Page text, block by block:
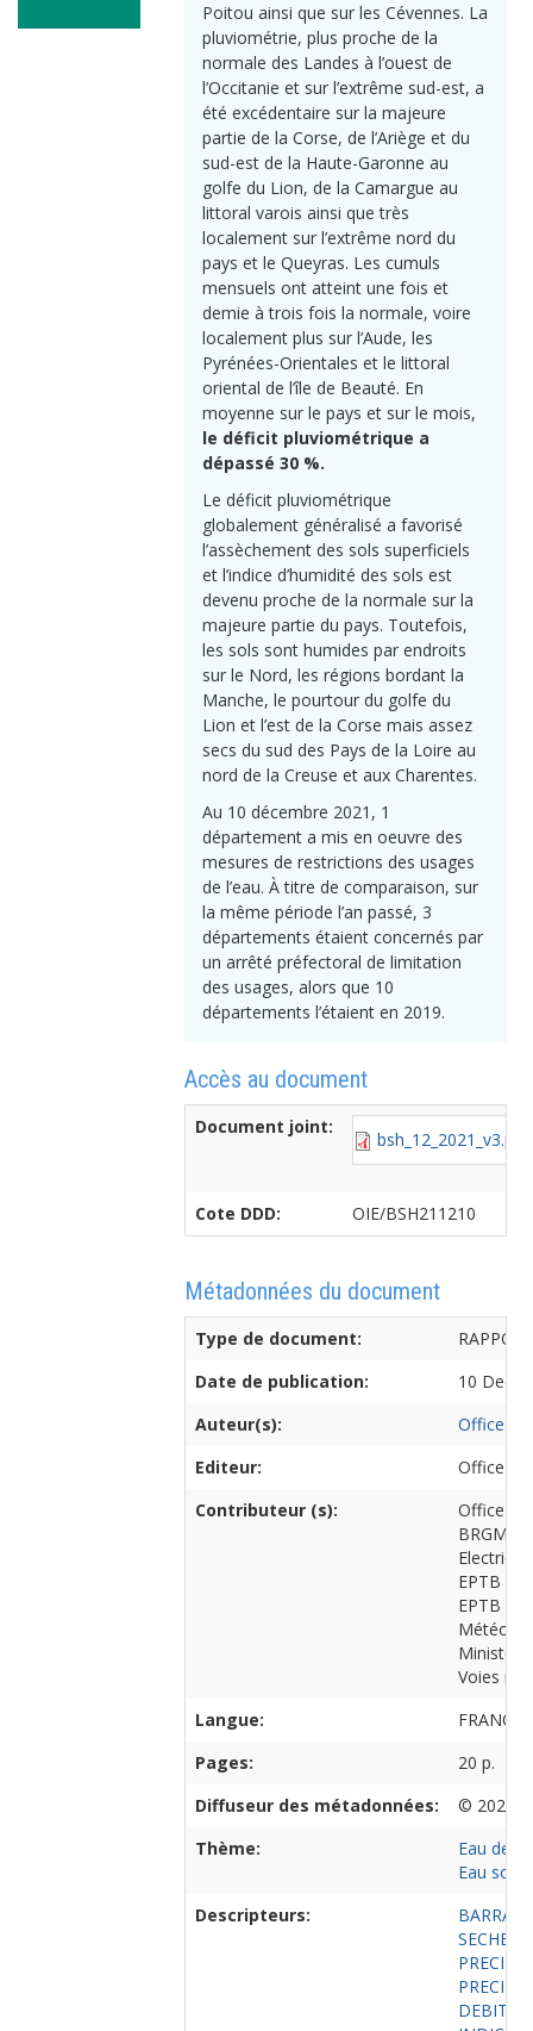
Poitou ainsi que sur les Cévennes. La
pluviométrie, plus proche de la
normale des Landes à l’ouest de
l’Occitanie et sur l’extrême sud-est, a
été excédentaire sur la majeure
partie de la Corse, de l’Ariège et du
sud-est de la Haute-Garonne au
golfe du Lion, de la Camargue au
littoral varois ainsi que très
localement sur l’extrême nord du
pays et le Queyras. Les cumuls
mensuels ont atteint une fois et
demie à trois fois la normale, voire
localement plus sur l’Aude, les
Pyrénées-Orientales et le littoral
oriental de l’île de Beauté. En
moyenne sur le pays et sur le mois,
le déficit pluviométrique a
dépassé 30 %.
Le déficit pluviométrique
globalement généralisé a favorisé
l’assèchement des sols superficiels
et l’indice d’humidité des sols est
devenu proche de la normale sur la
majeure partie du pays. Toutefois,
les sols sont humides par endroits
sur le Nord, les régions bordant la
Manche, le pourtour du golfe du
Lion et l’est de la Corse mais assez
secs du sud des Pays de la Loire au
nord de la Creuse et aux Charentes.
Au 10 décembre 2021, 1
département a mis en oeuvre des
mesures de restrictions des usages
de l’eau. À titre de comparaison, sur
la même période l’an passé, 3
départements étaient concernés par
un arrêté préfectoral de limitation
des usages, alors que 10
départements l’étaient en 2019.
Accès au document
Document joint:
bsh_12_2021_v3.pdf
Cote DDD: OIE/BSH211210
Métadonnées du document
Type de document:
Date de publication:
10
Auteur(s):
Office
Editeur:
Office
Contributeur (s):
Office
BRGM
EPTB
EPTB
Météo-
Voies
Langue:
Pages:
20 p.
Diffuseur des métadonnées:
© 2021
Thème:
Eau de
Eau
Descripteurs:
DEBIT